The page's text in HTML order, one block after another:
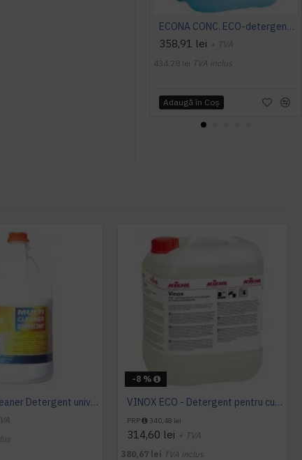
ECONA CONC. ECO-detergent ecologic concentrat pentru toate suprafetele, 10L, Kiehl
358,91 lei + TVA
434,28 lei TVA inclus
Adaugă în Coş
Sano Multi Cleaner Detergent universal gel 4L
-8 %
VINOX ECO - Detergent pentru curatare suprafete din inox, 10 L, Kiehl
PRP 340,48 lei
314,60 lei + TVA
380,67 lei TVA inclus